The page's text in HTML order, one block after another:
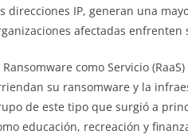
direcciones IP, generan una
afectadas enfrenten
Ransomware como Servicio
su ransomware y la
de este tipo que surgió a
educación, recreación y